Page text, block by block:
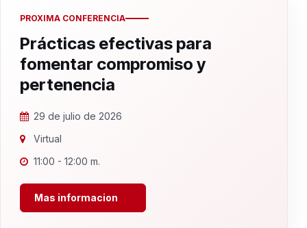
PROXIMA CONFERENCIA
Prácticas efectivas para
fomentar compromiso y
pertenencia
29 de julio de 2026
Virtual
11:00 - 12:00 m.
Mas informacion